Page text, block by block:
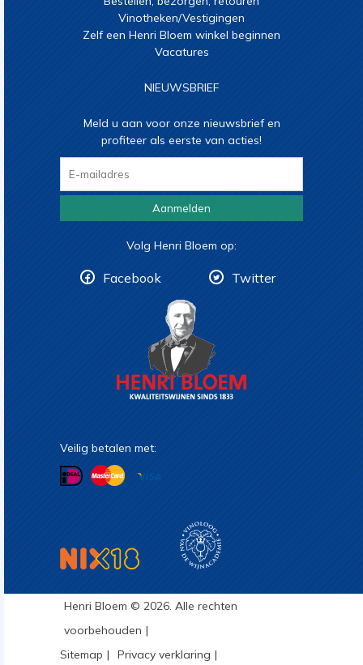
Vinotheken/Vestigingen
Zelf een Henri Bloem winkel beginnen
Vacatures
NIEUWSBRIEF
Meld u aan voor onze nieuwsbrief en
profiteer als eerste van acties!
Aanmelden
Volg Henri Bloem op:
Facebook Twitter
Veilig betalen met:
Henri Bloem © 2026. Alle rechten
voorbehouden
Sitemap
Privacy verklaring